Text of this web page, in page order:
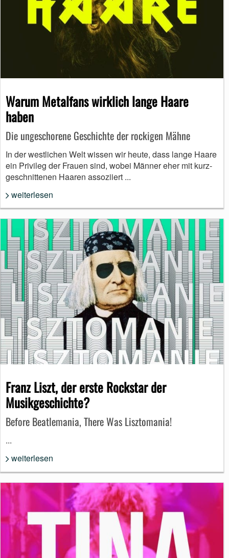
Warum Metalfans wirklich lange Haare
haben
Die ungeschorene Geschichte der rockigen Mähne
In der westlichen Welt wissen wir heute, dass lange Haare
ein Privileg der Frauen sind, wobei Männer eher mit kurz-
geschnittenen Haaren assoziiert ...
weiterlesen
Franz Liszt, der erste Rockstar der
Musikgeschichte?
Before Beatlemania, There Was Lisztomania!
...
weiterlesen